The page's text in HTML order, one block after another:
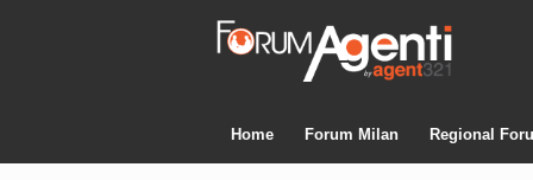
Home Forum Milan Regional